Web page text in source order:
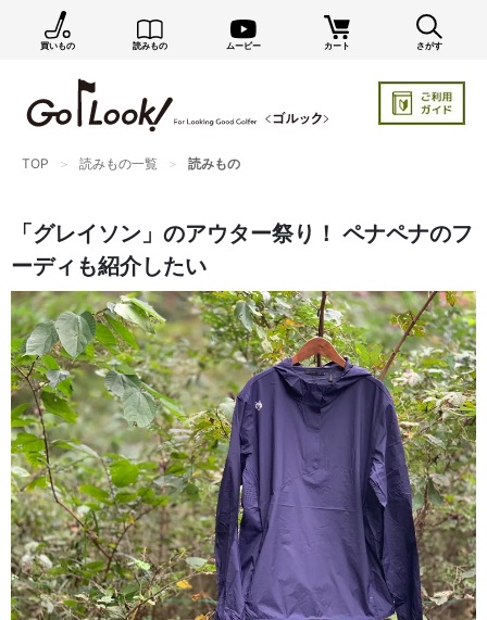
買いもの 読みもの ムービー カート さがす
TOP 読みもの一覧 読みもの
「グレイソン」のアウター祭り！ ペナペナのフ
ーディも紹介したい
×
GO/LOOK! からのお知らせ（受信設定）
新商品情報や編集部のオススメ、オトクな情報・買い
まだご登録でない方はぜひ！
編集部セレクトのスタイル提案・お得情報（ダイレクトメール）
カートに残っている商品のお知らせ（買い忘れ通知）
お知らせを受け取る
いつでもメール内のリンクから配信停止できます